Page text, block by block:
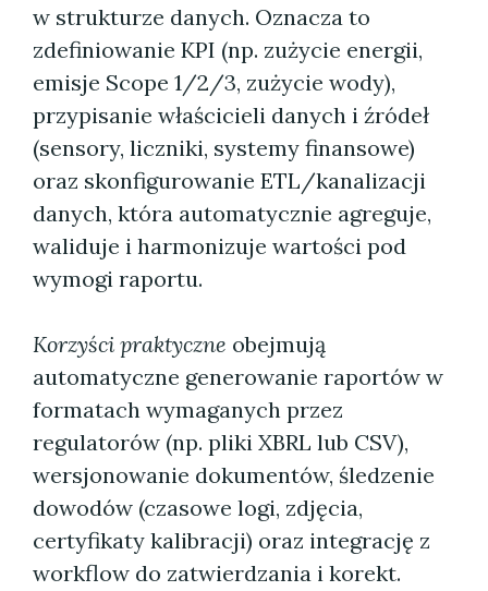
w strukturze danych. Oznacza to
zdefiniowanie KPI (np. zużycie energii,
emisje Scope 1/2/3, zużycie wody),
przypisanie właścicieli danych i źródeł
(sensory, liczniki, systemy finansowe)
oraz skonfigurowanie ETL/kanalizacji
danych, która automatycznie agreguje,
waliduje i harmonizuje wartości pod
wymogi raportu.
Korzyści praktyczne obejmują
automatyczne generowanie raportów w
formatach wymaganych przez
regulatorów (np. pliki XBRL lub CSV),
wersjonowanie dokumentów, śledzenie
dowodów (czasowe logi, zdjęcia,
certyfikaty kalibracji) oraz integrację z
workflow do zatwierdzania i korekt.